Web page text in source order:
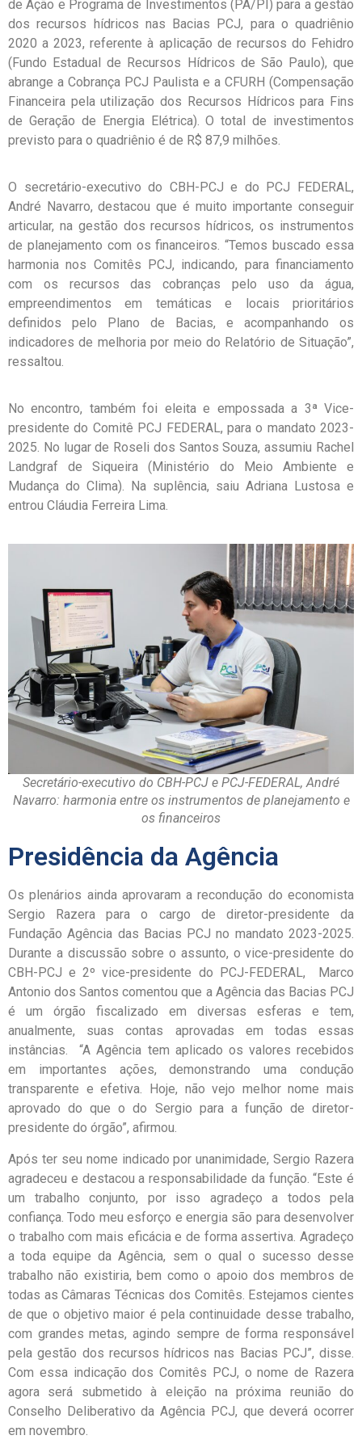
de Ação e Programa de Investimentos (PA/PI) para a gestão
dos recursos hídricos nas Bacias PCJ, para o quadriênio
2020 a 2023, referente à aplicação de recursos do Fehidro
(Fundo Estadual de Recursos Hídricos de São Paulo), que
abrange a Cobrança PCJ Paulista e a CFURH (Compensação
Financeira pela utilização dos Recursos Hídricos para Fins
de Geração de Energia Elétrica). O total de investimentos
previsto para o quadriênio é de R$ 87,9 milhões.
O secretário-executivo do CBH-PCJ e do PCJ FEDERAL,
André Navarro, destacou que é muito importante conseguir
articular, na gestão dos recursos hídricos, os instrumentos
de planejamento com os financeiros. “Temos buscado essa
harmonia nos Comitês PCJ, indicando, para financiamento
com os recursos das cobranças pelo uso da água,
empreendimentos em temáticas e locais prioritários
definidos pelo Plano de Bacias, e acompanhando os
indicadores de melhoria por meio do Relatório de Situação”,
ressaltou.
No encontro, também foi eleita e empossada a 3ª Vice-
presidente do Comitê PCJ FEDERAL, para o mandato 2023-
2025. No lugar de Roseli dos Santos Souza, assumiu Rachel
Landgraf de Siqueira (Ministério do Meio Ambiente e
Mudança do Clima). Na suplência, saiu Adriana Lustosa e
entrou Cláudia Ferreira Lima.
Secretário-executivo do CBH-PCJ e PCJ-FEDERAL, André
Navarro: harmonia entre os instrumentos de planejamento e
os financeiros
Presidência da Agência
Os plenários ainda aprovaram a recondução do economista
Sergio Razera para o cargo de diretor-presidente da
Fundação Agência das Bacias PCJ no mandato 2023-2025.
Durante a discussão sobre o assunto, o vice-presidente do
CBH-PCJ e 2º vice-presidente do PCJ-FEDERAL, Marco
Antonio dos Santos comentou que a Agência das Bacias PCJ
é um órgão fiscalizado em diversas esferas e tem,
anualmente, suas contas aprovadas em todas essas
instâncias. “A Agência tem aplicado os valores recebidos
em importantes ações, demonstrando uma condução
transparente e efetiva. Hoje, não vejo melhor nome mais
aprovado do que o do Sergio para a função de diretor-
presidente do órgão”, afirmou.
Após ter seu nome indicado por unanimidade, Sergio Razera
agradeceu e destacou a responsabilidade da função. “Este é
um trabalho conjunto, por isso agradeço a todos pela
confiança. Todo meu esforço e energia são para desenvolver
o trabalho com mais eficácia e de forma assertiva. Agradeço
a toda equipe da Agência, sem o qual o sucesso desse
trabalho não existiria, bem como o apoio dos membros de
todas as Câmaras Técnicas dos Comitês. Estejamos cientes
de que o objetivo maior é pela continuidade desse trabalho,
com grandes metas, agindo sempre de forma responsável
pela gestão dos recursos hídricos nas Bacias PCJ”, disse.
Com essa indicação dos Comitês PCJ, o nome de Razera
agora será submetido à eleição na próxima reunião do
Conselho Deliberativo da Agência PCJ, que deverá ocorrer
em novembro.